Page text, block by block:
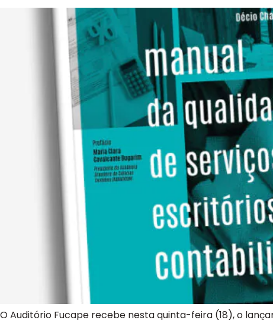
O Auditório Fucape recebe nesta quinta-feira (18), o